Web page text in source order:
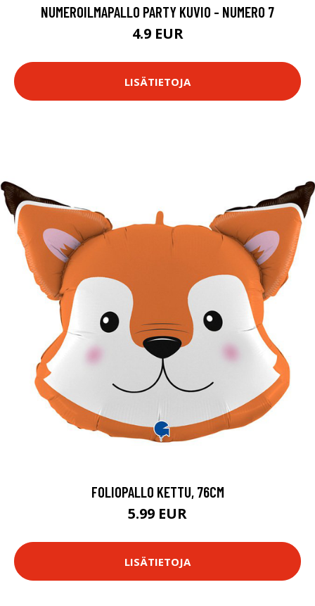
NUMEROILMAPALLO PARTY KUVIO - NUMERO 7
4.9 EUR
LISÄTIETOJA
FOLIOPALLO KETTU, 76CM
5.99 EUR
LISÄTIETOJA